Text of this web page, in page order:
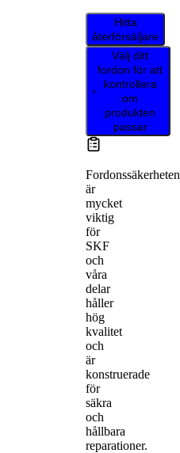
Hitta
återförsäljare
Välj ditt
fordon för att
kontrollera
om
produkten
passar
Fordonssäkerheten
är
mycket
viktig
för
SKF
och
våra
delar
håller
hög
kvalitet
och
är
konstruerade
för
säkra
och
hållbara
reparationer.